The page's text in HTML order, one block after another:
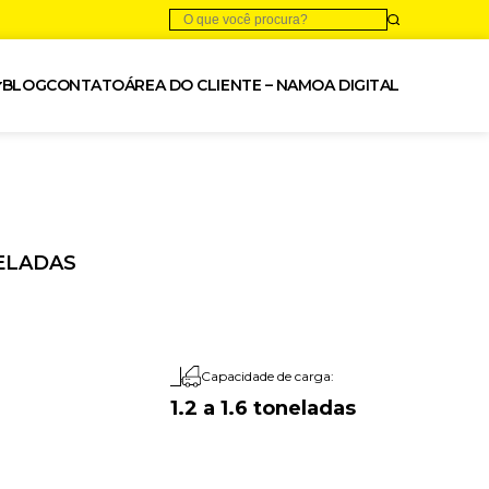
BLOGCONTATOÁREA DO CLIENTE – NAMOA DIGITAL
Capacidade de carga:
1.2 a 1.6 toneladas